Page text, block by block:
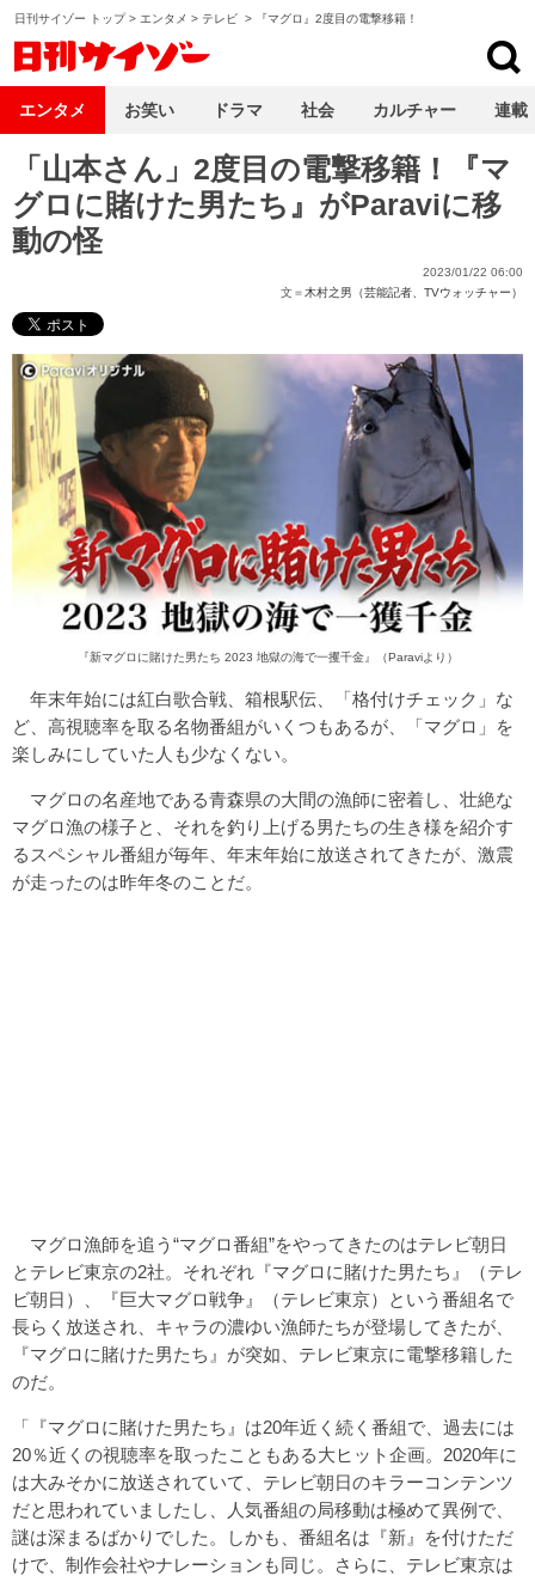
日刊サイゾー トップ> エンタメ > テレビ > 『マグロ』2度目の電撃移籍！
「山本さん」2度目の電撃移籍！『マ
グロに賭けた男たち』がParaviに移
動の怪
2023/01/22 06:00
文＝木村之男（芸能記者、TVウォッチャー）
『新マグロに賭けた男たち 2023 地獄の海で一攫千金』（Paraviより）
年末年始には紅白歌合戦、箱根駅伝、「格付けチェック」な
ど、高視聴率を取る名物番組がいくつもあるが、「マグロ」を
楽しみにしていた人も少なくない。
マグロの名産地である青森県の大間の漁師に密着し、壮絶な
マグロ漁の様子と、それを釣り上げる男たちの生き様を紹介す
るスペシャル番組が毎年、年末年始に放送されてきたが、激震
が走ったのは昨年冬のことだ。
マグロ漁師を追う“マグロ番組”をやってきたのはテレビ朝日
とテレビ東京の2社。それぞれ『マグロに賭けた男たち』（テレ
ビ朝日）、『巨大マグロ戦争』（テレビ東京）という番組名で
長らく放送され、キャラの濃ゆい漁師たちが登場してきたが、
『マグロに賭けた男たち』が突如、テレビ東京に電撃移籍した
のだ。
「『マグロに賭けた男たち』は20年近く続く番組で、過去には
20％近くの視聴率を取ったこともある大ヒット企画。2020年に
は大みそかに放送されていて、テレビ朝日のキラーコンテンツ
だと思われていましたし、人気番組の局移動は極めて異例で、
謎は深まるばかりでした。しかも、番組名は『新』を付けただ
けで、制作会社やナレーションも同じ。さらに、テレビ東京は
エンタメ お笑い ドラマ 社会 カルチャー 連載